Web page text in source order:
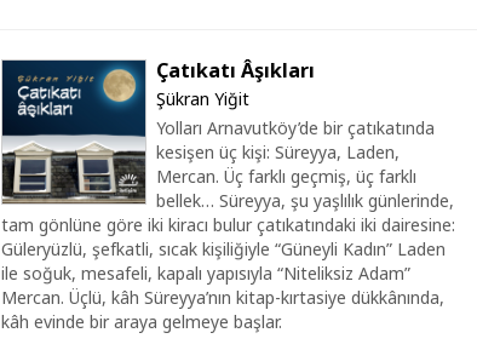
Çatıkatı Âşıkları
Şükran Yiğit
Yolları Arnavutköy’de bir çatıkatında
kesişen üç kişi: Süreyya, Laden,
Mercan. Üç farklı geçmiş, üç farklı
bellek… Süreyya, şu yaşlılık günlerinde,
tam gönlüne göre iki kiracı bulur çatıkatındaki iki dairesine:
Güleryüzlü, şefkatli, sıcak kişiliğiyle “Güneyli Kadın” Laden
ile soğuk, mesafeli, kapalı yapısıyla “Niteliksiz Adam”
Mercan. Üçlü, kâh Süreyya’nın kitap-kırtasiye dükkânında,
kâh evinde bir araya gelmeye başlar.